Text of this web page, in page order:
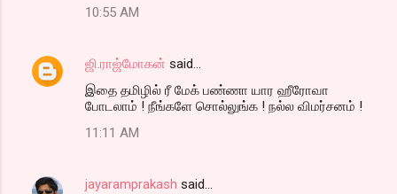
10:55 AM
ஜி.ராஜ்மோகன் said…
இதை தமிழில் ரீ மேக் பண்ணா யார ஹீரோவா
போடலாம் ! நீங்களே சொல்லுங்க ! நல்ல விமர்சனம் !
11:11 AM
jayaramprakash said…